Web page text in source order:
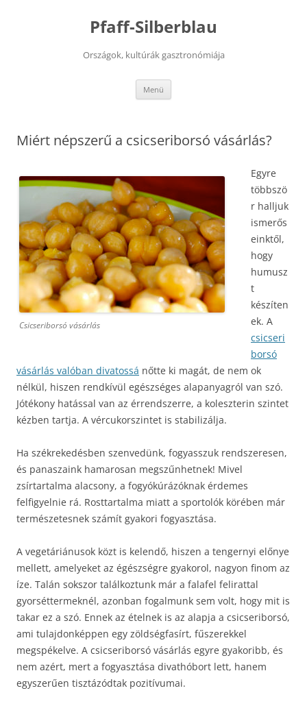
Pfaff-Silberblau
Országok, kultúrák gasztronómiája
Menü
Miért népszerű a csicseriborsó vásárlás?
Csicseriborsó vásárlás
Egyre
többszö
r halljuk
ismerős
einktől,
hogy
humusz
t
készíten
ek. A
csicseri
borsó
vásárlás valóban divatossá nőtte ki magát, de nem ok
nélkül, hiszen rendkívül egészséges alapanyagról van szó.
Jótékony hatással van az érrendszerre, a koleszterin szintet
kézben tartja. A vércukorszintet is stabilizálja.
Ha székrekedésben szenvedünk, fogyasszuk rendszeresen,
és panaszaink hamarosan megszűnhetnek! Mivel
zsírtartalma alacsony, a fogyókúrázóknak érdemes
felfigyelnie rá. Rosttartalma miatt a sportolók körében már
természetesnek számít gyakori fogyasztása.
A vegetáriánusok közt is kelendő, hiszen a tengernyi előnye
mellett, amelyeket az égészségre gyakorol, nagyon finom az
íze. Talán sokszor találkoztunk már a falafel felirattal
gyorséttermeknél, azonban fogalmunk sem volt, hogy mit is
takar ez a szó. Ennek az ételnek is az alapja a csicseriborsó,
ami tulajdonképpen egy zöldségfasírt, fűszerekkel
megspékelve. A csicseriborsó vásárlás egyre gyakoribb, és
nem azért, mert a fogyasztása divathóbort lett, hanem
egyszerűen tisztázódtak pozitívumai.